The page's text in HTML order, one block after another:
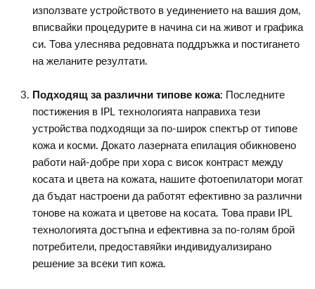
използвате устройството в уединението на вашия дом,
вписвайки процедурите в начина си на живот и графика
си. Това улеснява редовната поддръжка и постигането
на желаните резултати.
Подходящ за различни типове кожа: Последните
постижения в IPL технологията направиха тези
устройства подходящи за по-широк спектър от типове
кожа и косми. Докато лазерната епилация обикновено
работи най-добре при хора с висок контраст между
косата и цвета на кожата, нашите фотоепилатори могат
да бъдат настроени да работят ефективно за различни
тонове на кожата и цветове на косата. Това прави IPL
технологията достъпна и ефективна за по-голям брой
потребители, предоставяйки индивидуализирано
решение за всеки тип кожа.